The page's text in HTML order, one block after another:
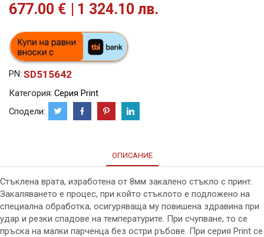
677.00 € 1 324.10 лв.
PN: SD515642
Категория: Серия Print
Сподели:
ОПИСАНИЕ
Стъклена врата, изработена от 8мм закалено стъкло с принт.
Закаляването е процес, при който стъклото е подложено на
специална обработка, осигуряваща му повишена здравина при
удар и резки спадове на температурите. При счупване, то се
пръска на малки парченца без остри ръбове. При серия Print се